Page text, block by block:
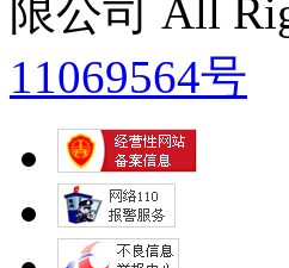
限公司 All
11069564号